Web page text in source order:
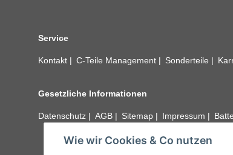
Wie wir Cookies & Co nutzen
Service
Kontakt C-Teile Management Sonderteile
Gesetzliche Informationen
Datenschutz AGB Sitemap Impressum